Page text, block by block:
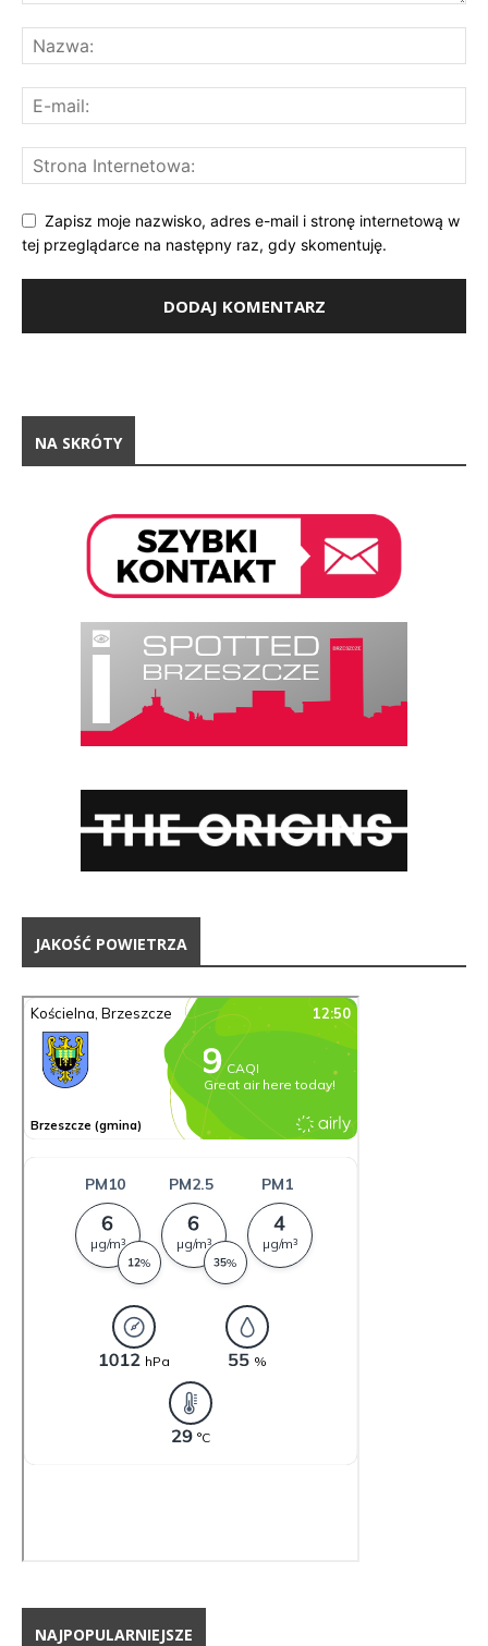
Zapisz moje nazwisko, adres e-mail i stronę internetową w
tej przeglądarce na następny raz, gdy skomentuję.
NA SKRÓTY
JAKOŚĆ POWIETRZA
NAJPOPULARNIEJSZE